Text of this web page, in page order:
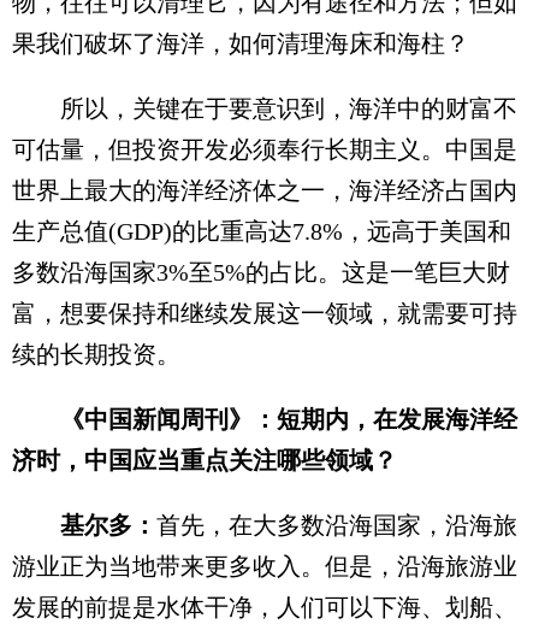
果我们破坏了海洋，如何清理海床和海柱？
所以，关键在于要意识到，海洋中的财富不
可估量，但投资开发必须奉行长期主义。中国是
世界上最大的海洋经济体之一，海洋经济占国内
生产总值(GDP)的比重高达7.8%，远高于美国和
多数沿海国家3%至5%的占比。这是一笔巨大财
富，想要保持和继续发展这一领域，就需要可持
续的长期投资。
《中国新闻周刊》：短期内，在发展海洋经
济时，中国应当重点关注哪些领域？
基尔多： 首先，在大多数沿海国家，沿海旅
游业正为当地带来更多收入。但是，沿海旅游业
发展的前提是水体干净，人们可以下海、划船、